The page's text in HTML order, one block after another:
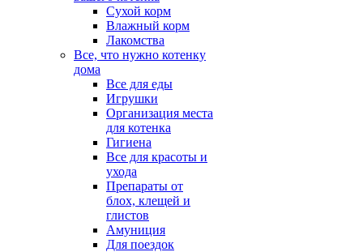
Сухой корм
Влажный корм
Лакомства
Все, что нужно котенку
дома
Все для еды
Игрушки
Организация места
для котенка
Гигиена
Все для красоты и
ухода
Препараты от
блох, клещей и
глистов
Амуниция
Для поездок